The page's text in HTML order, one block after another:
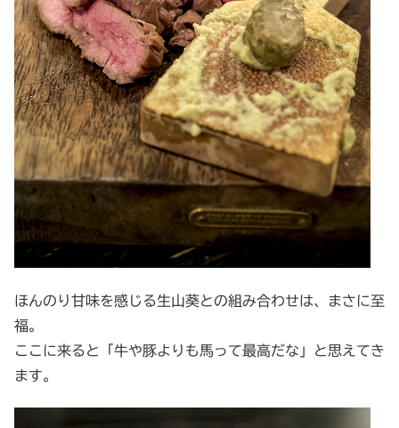
ほんのり甘味を感じる生山葵との組み合わせは、まさに至
福。
ここに来ると「牛や豚よりも馬って最高だな」と思えてき
ます。